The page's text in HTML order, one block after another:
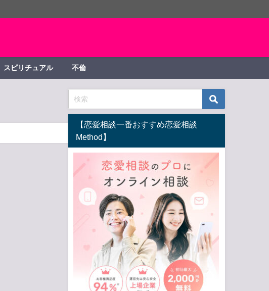
スピリチュアル 不倫
【恋愛相談一番おすすめ恋愛相談
Method】